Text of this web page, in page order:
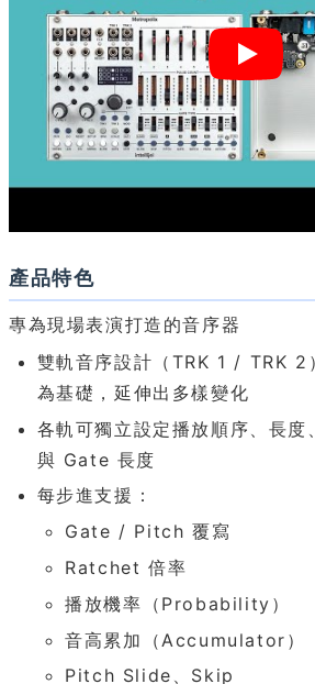
產品特色
專為現場表演打造的音序器
雙軌音序設計（TRK 1 / TRK
為基礎，延伸出多樣變化
各軌可獨立設定播放順序、長度
與 Gate 長度
每步進支援：
Gate / Pitch 覆寫
Ratchet 倍率
播放機率（Probability）
音高累加（Accumulator）
Pitch Slide、Skip